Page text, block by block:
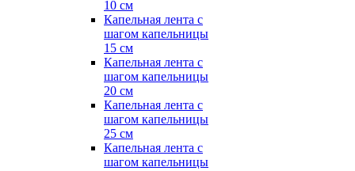
10 см
Капельная лента с
шагом капельницы
15 см
Капельная лента с
шагом капельницы
20 см
Капельная лента с
шагом капельницы
25 см
Капельная лента с
шагом капельницы